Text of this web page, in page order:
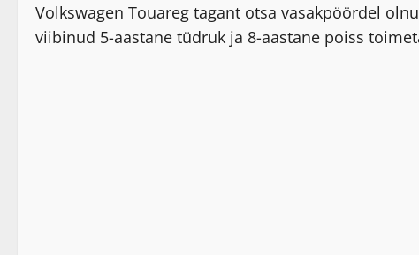
Volkswagen Touareg tagant otsa vasakpöördel
viibinud 5-aastane tüdruk ja 8-aastane poiss